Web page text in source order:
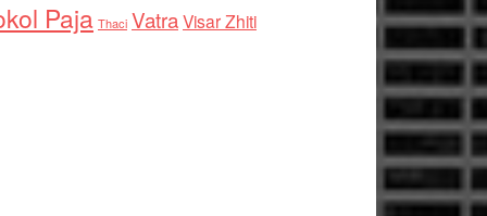
Paja Thaci VatraVisar Zhiti